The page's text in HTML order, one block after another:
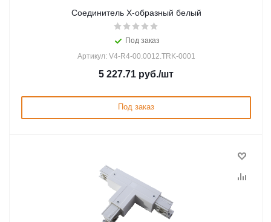
Соединитель X-образный белый
Под заказ
Артикул: V4-R4-00.0012.TRK-0001
5 227.71 руб./шт
Под заказ